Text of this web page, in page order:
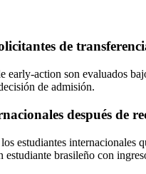
de
early-action son evaluados
de admisión.
después de
estudiantes
estudiante brasileño con